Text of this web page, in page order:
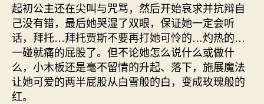
起初公主还在尖叫与咒骂，然后开始哀求并抗辩自
己没有错，最后她哭湿了双眼，保证她一定会听
话，拜托…拜托贾斯不要再打她可怜的…灼热的…
一碰就痛的屁股了。但不论她怎么说什么或做什
么，小木板还是毫不留情的升起、落下，施展魔法
让她可爱的两半屁股从白雪般的白，变成玫瑰般的
红。